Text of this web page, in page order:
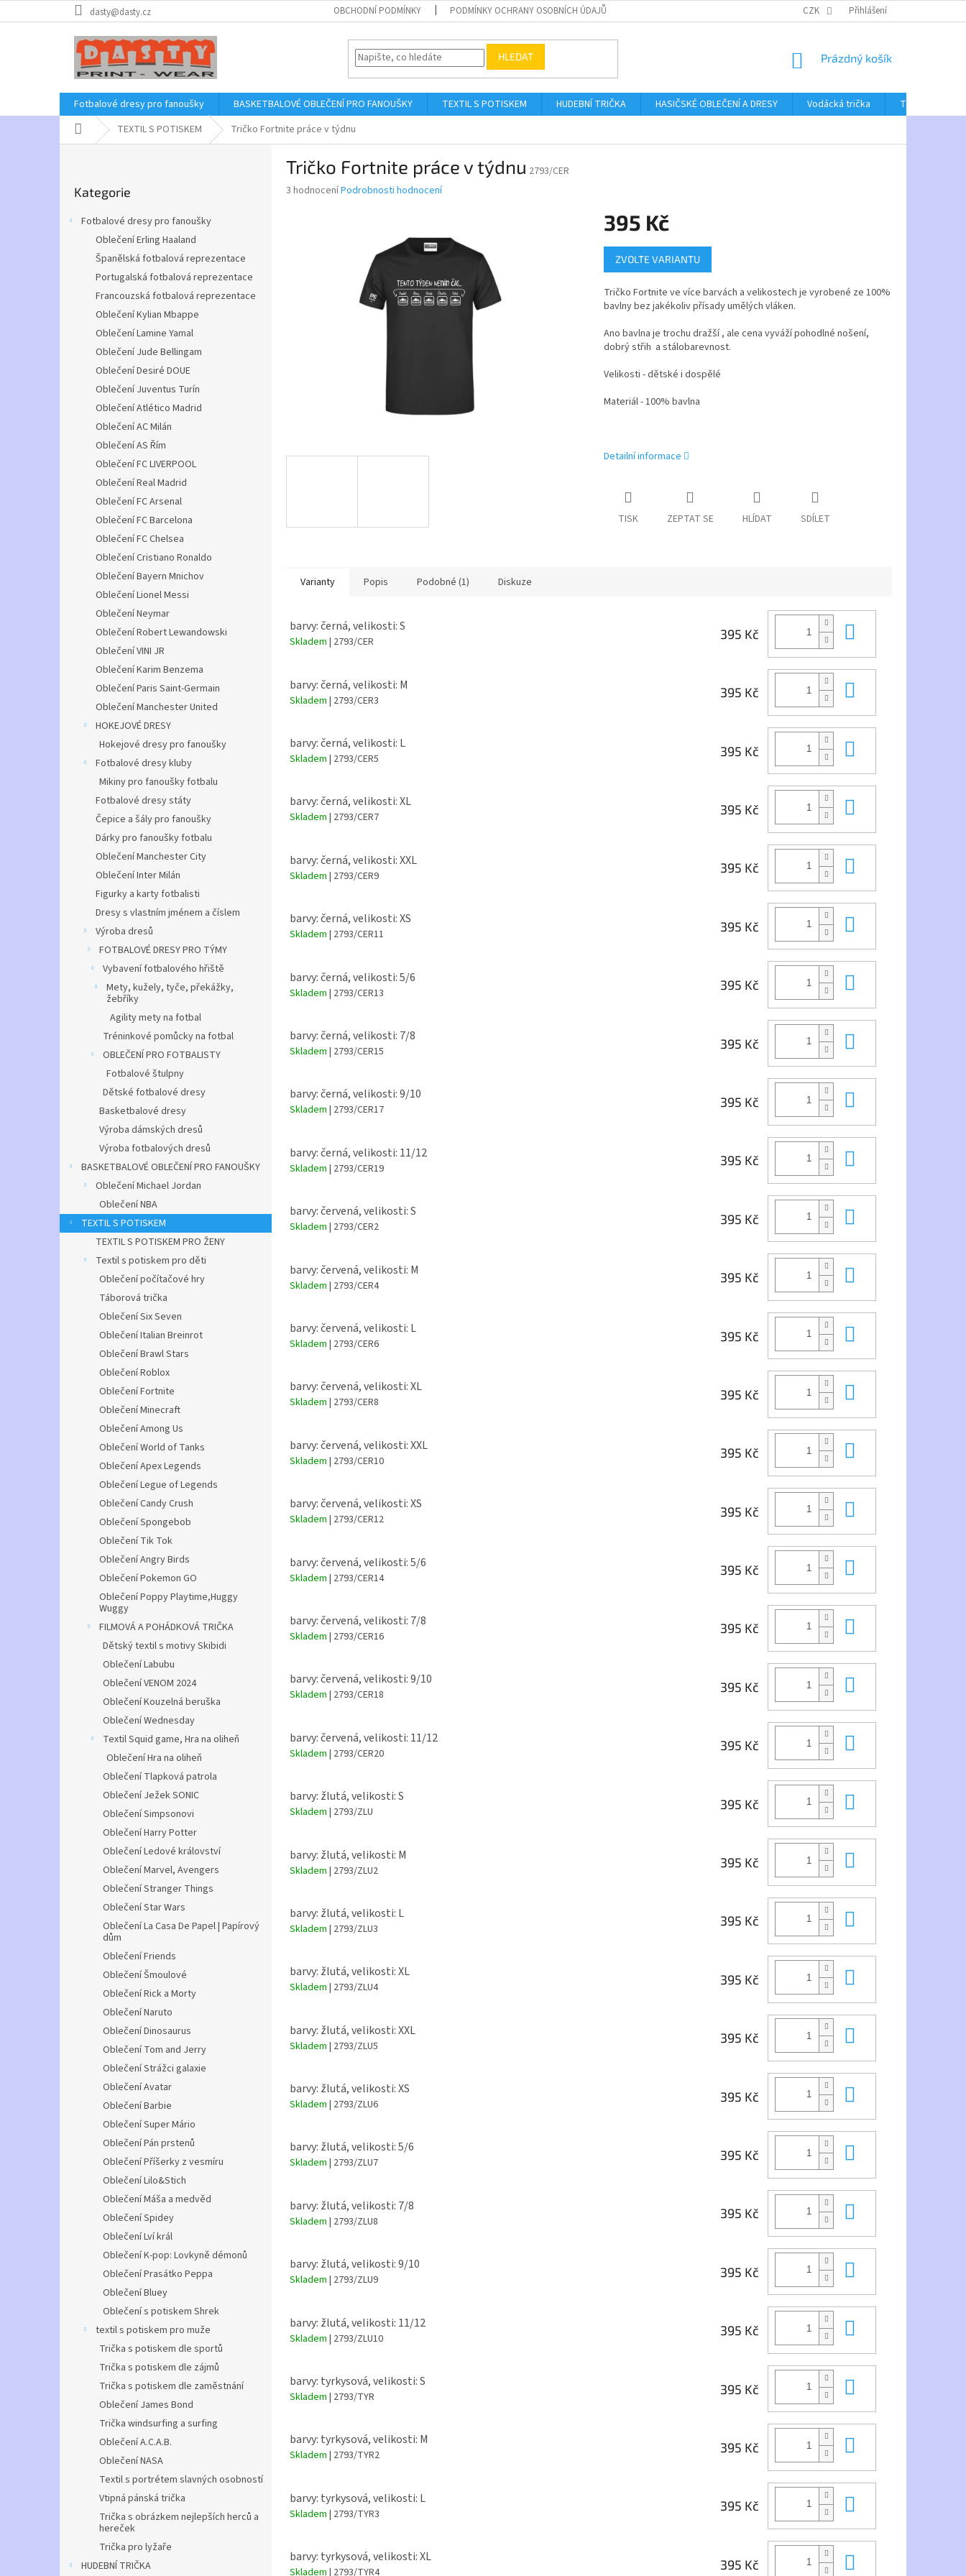
na
dasty@dasty.cz OBCHODNÍ PODMÍNKY PODMÍNKY OCHRANY OSOBNÍCH ÚDAJŮ CZK Přihlášení
HLEDAT
NÁKUPNÍ
Prázdný košík
Fotbalové dresy pro fanoušky BASKETBALOVÉ OBLEČENÍ PRO FANOUŠKY TEXTIL S POTISKEM HUDEBNÍ TRIČKA HASIČSKÉ OBLEČENÍ A DRESY Vodácká trička
Textil bez
Domů TEXTIL S POTISKEM Tričko Fortnite práce v týdnu
kategorie
Kategorie
Fotbalové dresy pro fanoušky
Oblečení Erling Haaland
Španělská fotbalová reprezentace
Portugalská fotbalová reprezentace
Francouzská fotbalová reprezentace
Oblečení Kylian Mbappe
Oblečení Lamine Yamal
Oblečení Jude Bellingam
Oblečení Desiré DOUE
Oblečení Juventus Turín
Oblečení Atlético Madrid
Oblečení AC Milán
Oblečení AS Řím
Oblečení FC LIVERPOOL
Oblečení Real Madrid
Oblečení FC Arsenal
Oblečení FC Barcelona
Oblečení FC Chelsea
Oblečení Cristiano Ronaldo
Oblečení Bayern Mnichov
Oblečení Lionel Messi
Oblečení Neymar
Oblečení Robert Lewandowski
Oblečení VINI JR
Oblečení Karim Benzema
Oblečení Paris Saint-Germain
Oblečení Manchester United
HOKEJOVÉ DRESY
Hokejové dresy pro fanoušky
Fotbalové dresy kluby
Mikiny pro fanoušky fotbalu
Fotbalové dresy státy
Čepice a šály pro fanoušky
Dárky pro fanoušky fotbalu
Oblečení Manchester City
Oblečení Inter Milán
Figurky a karty fotbalisti
Dresy s vlastním jménem a číslem
Výroba dresů
FOTBALOVÉ DRESY PRO TÝMY
Vybavení fotbalového hřiště
Mety, kužely, tyče, překážky,
žebříky
Agility mety na fotbal
Tréninkové pomůcky na fotbal
OBLEČENÍ PRO FOTBALISTY
Fotbalové štulpny
Dětské fotbalové dresy
Basketbalové dresy
Výroba dámských dresů
Výroba fotbalových dresů
BASKETBALOVÉ OBLEČENÍ PRO FANOUŠKY
Oblečení Michael Jordan
Oblečení NBA
TEXTIL S POTISKEM
TEXTIL S POTISKEM PRO ŽENY
Textil s potiskem pro děti
Oblečení počítačové hry
Táborová trička
Oblečení Six Seven
Oblečení Italian Breinrot
Oblečení Brawl Stars
Oblečení Roblox
Oblečení Fortnite
Oblečení Minecraft
Oblečení Among Us
Oblečení World of Tanks
Oblečení Apex Legends
Oblečení Legue of Legends
Oblečení Candy Crush
Oblečení Spongebob
Oblečení Tik Tok
Oblečení Angry Birds
Oblečení Pokemon GO
Oblečení Poppy Playtime,Huggy
Wuggy
FILMOVÁ A POHÁDKOVÁ TRIČKA
Dětský textil s motivy Skibidi
Oblečení Labubu
Oblečení VENOM 2024
Oblečení Kouzelná beruška
Oblečení Wednesday
Textil Squid game, Hra na oliheň
Oblečení Hra na oliheň
Oblečení Tlapková patrola
Oblečení Ježek SONIC
Oblečení Simpsonovi
Oblečení Harry Potter
Oblečení Ledové království
Oblečení Marvel, Avengers
Oblečení Stranger Things
Oblečení Star Wars
Oblečení La Casa De Papel | Papírový
dům
Oblečení Friends
Oblečení Šmoulové
Oblečení Rick a Morty
Oblečení Naruto
Oblečení Dinosaurus
Oblečení Tom and Jerry
Oblečení Strážci galaxie
Oblečení Avatar
Oblečení Barbie
Oblečení Super Mário
Oblečení Pán prstenů
Oblečení Příšerky z vesmíru
Oblečení Lilo&Stich
Oblečení Máša a medvěd
Oblečení Spidey
Oblečení Lví král
Oblečení K-pop: Lovkyně démonů
Oblečení Prasátko Peppa
Oblečení Bluey
Oblečení s potiskem Shrek
textil s potiskem pro muže
Trička s potiskem dle sportů
Trička s potiskem dle zájmů
Trička s potiskem dle zaměstnání
Oblečení James Bond
Trička windsurfing a surfing
Oblečení A.C.A.B.
Oblečení NASA
Textil s portrétem slavných osobností
Vtipná pánská trička
Trička s obrázkem nejlepších herců a
hereček
Trička pro lyžaře
HUDEBNÍ TRIČKA
Tričko Fortnite práce v týdnu 2793/CER
Průměrné
3 hodnoceníPodrobnosti hodnocení
395 Kč
Měrná
cena:
ZVOLTE VARIANTU
Tričko Fortnite ve více barvách a velikostech je vyrobené ze 100%
bavlny bez jakékoliv přísady umělých vláken.
Ano bavlna je trochu dražší , ale cena vyváží pohodlné nošení,
dobrý střih a stálobarevnost.
Velikosti - dětské i dospělé
Materiál - 100% bavlna
Detailní informace
TISK ZEPTAT SE HLÍDAT SDÍLET
Varianty Popis Podobné (1) Diskuze
barvy: černá, velikosti: S
Skladem | 2793/CER
395 Kč
barvy: černá, velikosti: M
Skladem | 2793/CER3
395 Kč
barvy: černá, velikosti: L
Skladem | 2793/CER5
395 Kč
barvy: černá, velikosti: XL
Skladem | 2793/CER7
395 Kč
barvy: černá, velikosti: XXL
Skladem | 2793/CER9
395 Kč
barvy: černá, velikosti: XS
Skladem | 2793/CER11
395 Kč
barvy: černá, velikosti: 5/6
Skladem | 2793/CER13
395 Kč
barvy: černá, velikosti: 7/8
Skladem | 2793/CER15
395 Kč
barvy: černá, velikosti: 9/10
Skladem | 2793/CER17
395 Kč
barvy: černá, velikosti: 11/12
Skladem | 2793/CER19
395 Kč
barvy: červená, velikosti: S
Skladem | 2793/CER2
395 Kč
barvy: červená, velikosti: M
Skladem | 2793/CER4
395 Kč
barvy: červená, velikosti: L
Skladem | 2793/CER6
395 Kč
barvy: červená, velikosti: XL
Skladem | 2793/CER8
395 Kč
barvy: červená, velikosti: XXL
Skladem | 2793/CER10
395 Kč
barvy: červená, velikosti: XS
Skladem | 2793/CER12
395 Kč
barvy: červená, velikosti: 5/6
Skladem | 2793/CER14
395 Kč
barvy: červená, velikosti: 7/8
Skladem | 2793/CER16
395 Kč
barvy: červená, velikosti: 9/10
Skladem | 2793/CER18
395 Kč
barvy: červená, velikosti: 11/12
Skladem | 2793/CER20
395 Kč
barvy: žlutá, velikosti: S
Skladem | 2793/ZLU
395 Kč
barvy: žlutá, velikosti: M
Skladem | 2793/ZLU2
395 Kč
barvy: žlutá, velikosti: L
Skladem | 2793/ZLU3
395 Kč
barvy: žlutá, velikosti: XL
Skladem | 2793/ZLU4
395 Kč
barvy: žlutá, velikosti: XXL
Skladem | 2793/ZLU5
395 Kč
barvy: žlutá, velikosti: XS
Skladem | 2793/ZLU6
395 Kč
barvy: žlutá, velikosti: 5/6
Skladem | 2793/ZLU7
395 Kč
barvy: žlutá, velikosti: 7/8
Skladem | 2793/ZLU8
395 Kč
barvy: žlutá, velikosti: 9/10
Skladem | 2793/ZLU9
395 Kč
barvy: žlutá, velikosti: 11/12
Skladem | 2793/ZLU10
395 Kč
barvy: tyrkysová, velikosti: S
Skladem | 2793/TYR
395 Kč
barvy: tyrkysová, velikosti: M
Skladem | 2793/TYR2
395 Kč
barvy: tyrkysová, velikosti: L
Skladem | 2793/TYR3
395 Kč
barvy: tyrkysová, velikosti: XL
Skladem | 2793/TYR4
395 Kč